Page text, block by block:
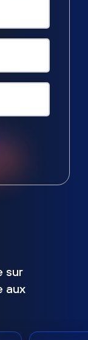
sur
aux